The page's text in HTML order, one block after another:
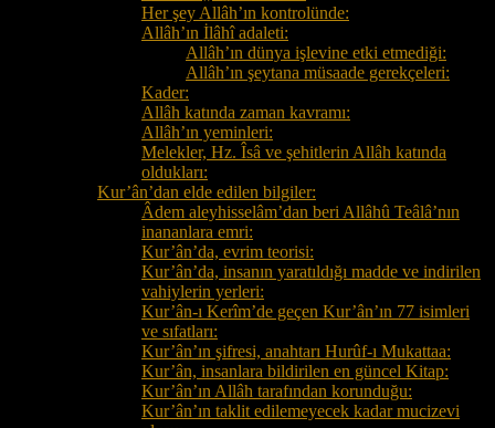
Her şey Allâh’ın kontrolünde:
Allâh’ın İlâhî adaleti:
Allâh’ın dünya işlevine etki etmediği:
Allâh’ın şeytana müsaade gerekçeleri:
Kader:
Allâh katında zaman kavramı:
Allâh’ın yeminleri:
Melekler, Hz. Îsâ ve şehitlerin Allâh katında
oldukları:
Kur’ân’dan elde edilen bilgiler:
Âdem aleyhisselâm’dan beri Allâhû Teâlâ’nın
inananlara emri:
Kur’ân’da, evrim teorisi:
Kur’ân’da, insanın yaratıldığı madde ve indirilen
vahiylerin yerleri:
Kur’ân-ı Kerîm’de geçen Kur’ân’ın 77 isimleri
ve sıfatları:
Kur’ân’ın şifresi, anahtarı Hurûf-ı Mukattaa:
Kur’ân, insanlara bildirilen en güncel Kitap:
Kur’ân’ın Allâh tarafından korunduğu:
Kur’ân’ın taklit edilemeyecek kadar mucizevi